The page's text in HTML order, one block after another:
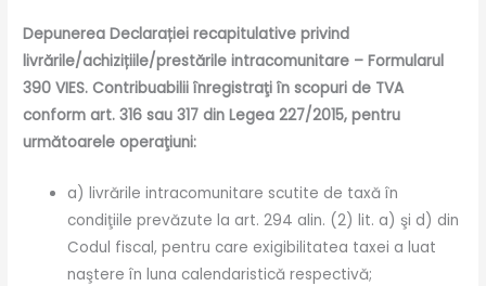
Depunerea Declarației recapitulative privind
livrările/achizițiile/prestările intracomunitare – Formularul
390 VIES. Contribuabilii înregistraţi în scopuri de TVA
conform art. 316 sau 317 din Legea 227/2015, pentru
următoarele operaţiuni:
a) livrările intracomunitare scutite de taxă în
condiţiile prevăzute la art. 294 alin. (2) lit. a) şi d) din
Codul fiscal, pentru care exigibilitatea taxei a luat
naştere în luna calendaristică respectivă;